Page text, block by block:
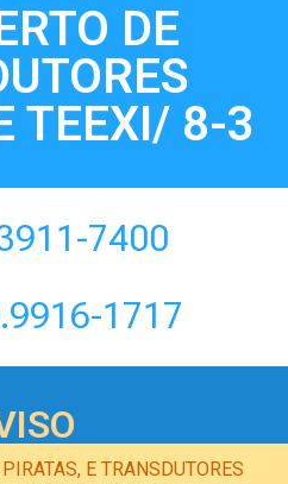
DE
TEEXI/ 8-3
7400
1717
E TRANSDUTORES